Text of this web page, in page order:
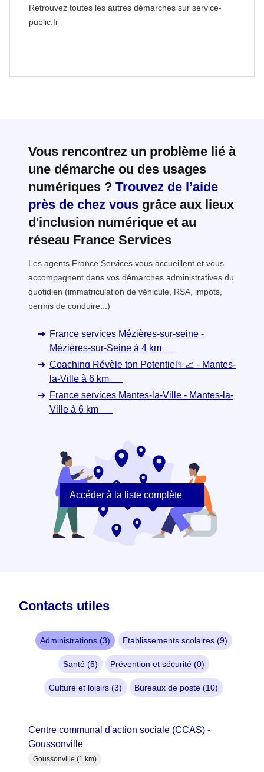
Retrouvez toutes les autres démarches sur service-
public.fr
Vous rencontrez un problème lié à
une démarche ou des usages
numériques ? Trouvez de l’aide
près de chez vous grâce aux lieux
d'inclusion numérique et au
réseau France Services
Les agents France Services vous accueillent et vous
accompagnent dans vos démarches administratives du
quotidien (immatriculation de véhicule, RSA, impôts,
permis de conduire...)
France services Mézières-sur-seine -
Mézières-sur-Seine à 4 km
Coaching Révèle ton Potentiel✨📈 - Mantes-
la-Ville à 6 km
France services Mantes-la-Ville - Mantes-la-
Ville à 6 km
Accéder à la liste complète
Contacts utiles
Administrations (3) Etablissements scolaires (9)
Santé (5) Prévention et sécurité (0)
Culture et loisirs (3) Bureaux de poste (10)
Centre communal d'action sociale (CCAS) -
Goussonville
Goussonville (1 km)